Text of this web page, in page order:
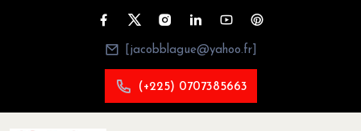
[jacobblague@yahoo.fr]
(+225) 0707385663